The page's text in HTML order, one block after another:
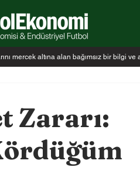
mercek altına alan bağımsız bir bilgi ve
Zararı: